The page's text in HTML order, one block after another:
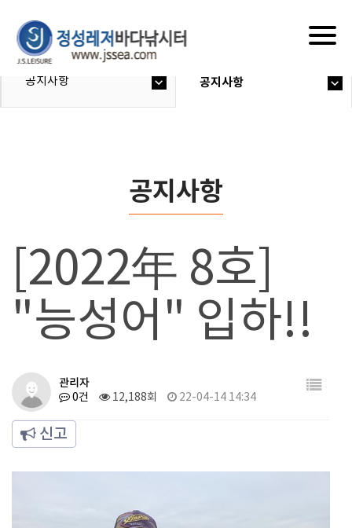
공지사항 공지사항
공지사항
[2022年 8호]
"능성어" 입하!!
관리자
0건 12,188회 22-04-14 14:34
신고